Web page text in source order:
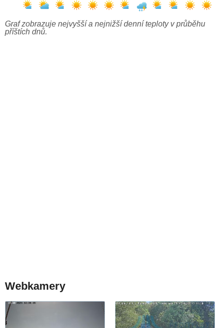
Graf zobrazuje nejvyšší a nejnižší denní teploty v průběhu
příštích dnů.
Webkamery